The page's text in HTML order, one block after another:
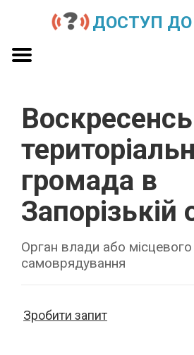
ДОСТУП
громада в
Запорізькій
Орган влади або місцевого
самоврядування
Зробити запит